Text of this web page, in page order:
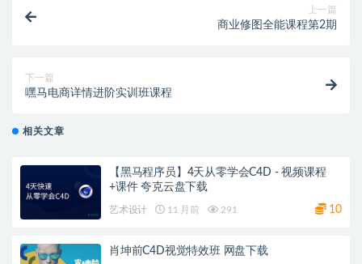
上一篇
商业修图全能课程第2期
下一篇
嘿马电商详情进阶实训班课程
相关文章
【黑马程序员】4天从零学会C4D - 视频课程
+课件 夸克云盘下载
艺术设计 11 月前 291 10
肖坤前C4D视觉特效班 网盘下载